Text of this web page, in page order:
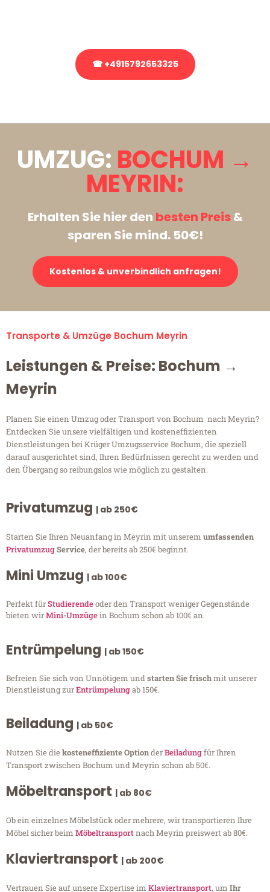
☎ +4915792653325
UMZUG: BOCHUM →
MEYRIN:
Erhalten Sie hier den besten Preis&
sparen Sie mind. 50€!
Kostenlos & unverbindlich anfragen!
Transporte & Umzüge Bochum Meyrin
Leistungen & Preise: Bochum →
Meyrin
Planen Sie einen Umzug oder Transport von Bochum nach Meyrin?
Entdecken Sie unsere vielfältigen und kosteneffizienten
Dienstleistungen bei Krüger Umzugsservice Bochum, die speziell
darauf ausgerichtet sind, Ihren Bedürfnissen gerecht zu werden und
den Übergang so reibungslos wie möglich zu gestalten.
Privatumzug | ab 250€
Starten Sie Ihren Neuanfang in Meyrin mit unserem umfassenden
PrivatumzugService, der bereits ab 250€ beginnt.
Mini Umzug | ab 100€
Perfekt fürStudierendeoder den Transport weniger Gegenstände
bieten wirMini-Umzügein Bochum schon ab 100€ an.
Entrümpelung | ab 150€
Befreien Sie sich von Unnötigem undstarten Sie frischmit unserer
Dienstleistung zurEntrümpelungab 150€.
Beiladung | ab 50€
Nutzen Sie diekosteneffiziente OptionderBeiladungfür Ihren
Transport zwischen Bochum und Meyrin schon ab 50€.
Möbeltransport | ab 80€
Ob ein einzelnes Möbelstück oder mehrere, wir transportieren Ihre
Möbel sicher beim Möbeltransportnach Meyrin preiswert ab 80€.
Klaviertransport | ab 200€
Vertrauen Sie auf unsere Expertise im Klaviertransport, um Ihr